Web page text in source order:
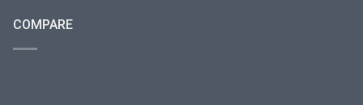
COMPARE